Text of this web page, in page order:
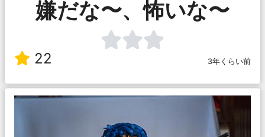
嫌だな〜、怖いな〜
22 3年くらい前